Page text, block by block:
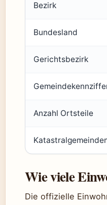
Bezirk
Bundesland
Gerichtsbezirk
Anzahl Ortsteile
Wie viele
Die offizielle